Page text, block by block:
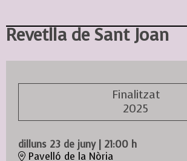
Revetlla de Sant Joan
Finalitzat
2025
dilluns 23 de juny| 21:00 h
Pavelló de la Nòria